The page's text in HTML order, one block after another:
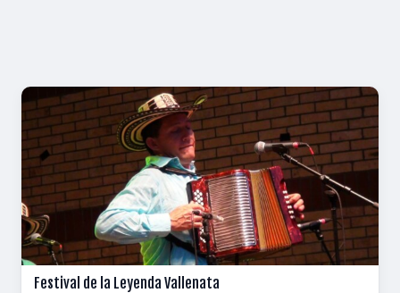
Festival de la Leyenda Vallenata